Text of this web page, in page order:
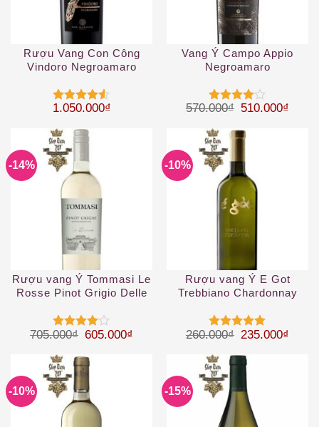
Rượu Vang Con Công
Vindoro Negroamaro
Được xếp
5 sao
1.050.000₫
Vang Ý Campo Appio
Negroamaro
Được
45 sao
570.000₫ Giá gốc là:
510.000₫
-14%
Rượu vang Ý Tommasi Le
Rosse Pinot Grigio Delle
Được
45 sao
705.000₫ Giá gốc là: 705.000₫.
605.000₫ Giá hiện tại là: 605.000₫.
-10%
Rượu vang Ý E Got
Trebbiano Chardonnay
Được xếp
sao
260.000₫ Giá gốc là:
235.000₫
-10% -15%